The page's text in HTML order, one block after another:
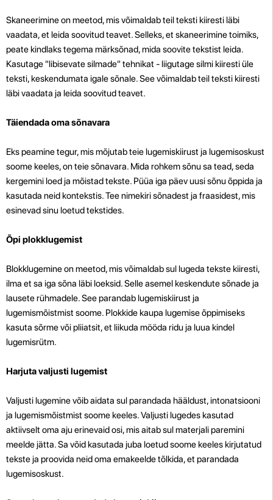
Skaneerimine on meetod, mis võimaldab teil teksti kiiresti läbi
vaadata, et leida soovitud teavet. Selleks, et skaneerimine toimiks,
peate kindlaks tegema märksõnad, mida soovite tekstist leida.
Kasutage "libisevate silmade" tehnikat - liigutage silmi kiiresti üle
teksti, keskendumata igale sõnale. See võimaldab teil teksti kiiresti
läbi vaadata ja leida soovitud teavet.
Täiendada oma sõnavara
Eks peamine tegur, mis mõjutab teie lugemiskiirust ja lugemisoskust
soome keeles, on teie sõnavara. Mida rohkem sõnu sa tead, seda
kergemini loed ja mõistad tekste. Püüa iga päev uusi sõnu õppida ja
kasutada neid kontekstis. Tee nimekiri sõnadest ja fraasidest, mis
esinevad sinu loetud tekstides.
Õpi plokklugemist
Blokklugemine on meetod, mis võimaldab sul lugeda tekste kiiresti,
ilma et sa iga sõna läbi loeksid. Selle asemel keskendute sõnade ja
lausete rühmadele. See parandab lugemiskiirust ja
lugemismõistmist soome. Plokkide kaupa lugemise õppimiseks
kasuta sõrme või pliiatsit, et liikuda mööda ridu ja luua kindel
lugemisrütm.
Harjuta valjusti lugemist
Valjusti lugemine võib aidata sul parandada hääldust, intonatsiooni
ja lugemismõistmist soome keeles. Valjusti lugedes kasutad
aktiivselt oma aju erinevaid osi, mis aitab sul materjali paremini
meelde jätta. Sa võid kasutada juba loetud soome keeles kirjutatud
tekste ja proovida neid oma emakeelde tõlkida, et parandada
lugemisoskust.